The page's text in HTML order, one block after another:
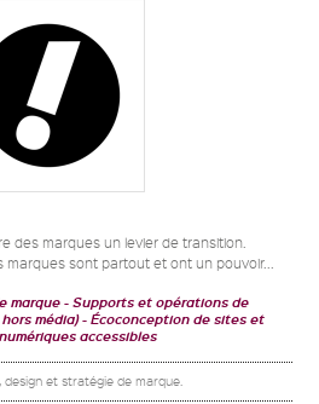
des marques un levier de transition.
marques sont partout et ont un pouvoir...
marque
Supports et opérations de
média)
Écoconception de sites et
accessibles
design et stratégie de marque.